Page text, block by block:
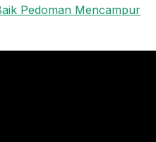
Pedoman Mencampur